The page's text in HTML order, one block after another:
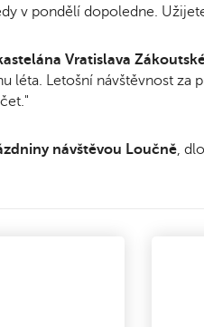
v pondělí dopoledne.
Vratislava
léta. Letošní návštěvnost za
návštěvou Loučně,